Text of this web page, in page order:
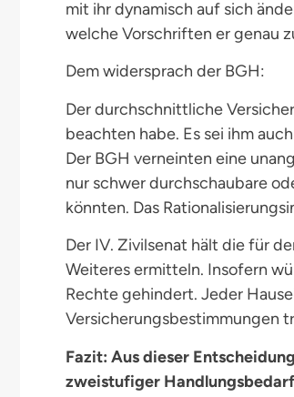
mit ihr dynamisch auf sich
welche Vorschriften er genau
Dem widersprach der BGH:
Der durchschnittliche
beachten habe. Es sei ihm
Der BGH verneinten eine
nur schwer durchschaubare
könnten. Das
Der IV. Zivilsenat hält die für
Weiteres ermitteln. Insofern
Rechte gehindert. Jeder
Versicherungsbestimmungen
Fazit: Aus dieser
zweistufiger